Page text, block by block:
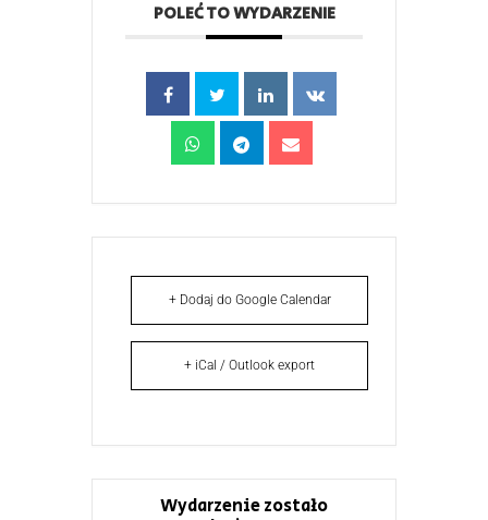
POLEĆ TO WYDARZENIE
+ Dodaj do Google Calendar
+ iCal / Outlook export
Wydarzenie zostało